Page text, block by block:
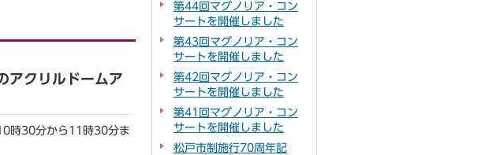
アクリルドームア
時30分から11時30分ま
第44回マグノリア・コン
サートを開催しました
第43回マグノリア・コン
サートを開催しました
第42回マグノリア・コン
サートを開催しました
第41回マグノリア・コン
サートを開催しました
松戸市制施行70周年記